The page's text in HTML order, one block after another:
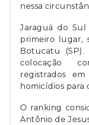
nessa
Jaraguá do
primeiro lugar,
Botucatu
colocação
registrados
homicídios para
O ranking
Antônio de